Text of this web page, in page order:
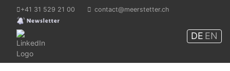
+41 31 529 21 00 contact@meerstetter.ch
DE EN